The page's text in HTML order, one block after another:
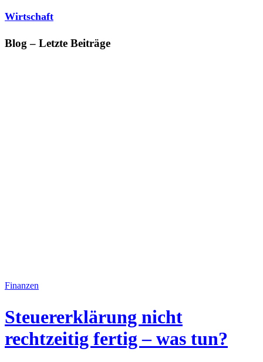
Wirtschaft
Blog – Letzte Beiträge
Finanzen
Steuererklärung nicht
rechtzeitig fertig – was tun?